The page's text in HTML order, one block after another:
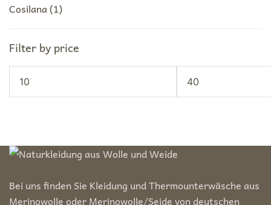
Cosilana (1)
Filter by price
Min.
Preis
Max.
Preis
Bei uns finden Sie Kleidung und Thermounterwäsche aus
Merinowolle oder Merinowolle/Seide von deutschen